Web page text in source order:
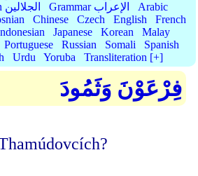
AlJalalain الجلالين Grammar الإعراب
Arabic
Chinese Czech English
French
Japanese Korean
Malay
Portuguese Russian Somali
Spanish
Urdu Yoruba Transliteration [+]
فِرْعَوْنَ وَثَمُودَ